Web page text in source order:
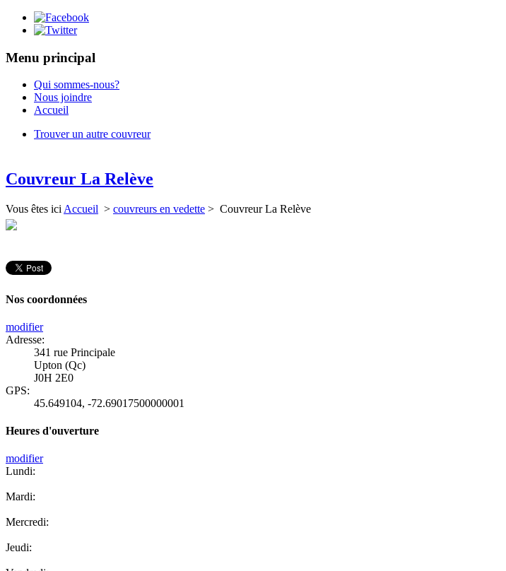
Menu principal
Qui sommes-nous?
Nous joindre
Accueil
Trouver un autre couvreur
Couvreur La Relève
Vous êtes ici Accueil > couvreurs en vedette > Couvreur La Relève
Nos coordonnées
modifier
Adresse:
341 rue Principale
Upton (Qc)
J0H 2E0
GPS:
45.649104, -72.69017500000001
Heures d'ouverture
modifier
Lundi:
Mardi:
Mercredi:
Jeudi: